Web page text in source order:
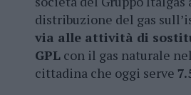
distribuzione del gas
via alle attività di
GPL con il gas naturale
cittadina che oggi serve